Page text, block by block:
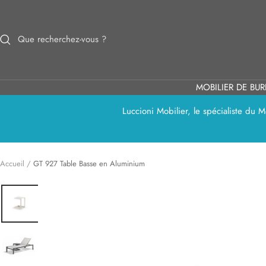
contenu
MOBILIER DE
Luccioni Mobilier, le spécialiste du
Accueil GT 927 Table Basse en Aluminium